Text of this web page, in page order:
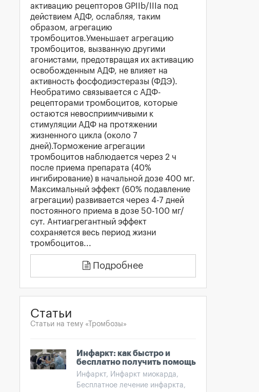
активацию рецепторов GPIIb/IIIa под
действием АДФ, ослабляя, таким
образом, агрегацию
тромбоцитов.Уменьшает агрегацию
тромбоцитов, вызванную другими
агонистами, предотвращая их активацию
освобожденным АДФ, не влияет на
активность фосфодиэстеразы (ФДЭ).
Необратимо связывается с АДФ-
рецепторами тромбоцитов, которые
остаются невосприимчивыми к
стимуляции АДФ на протяжении
жизненного цикла (около 7
дней).Торможение агрегации
тромбоцитов наблюдается через 2 ч
после приема препарата (40%
ингибирование) в начальной дозе 400 мг.
Максимальный эффект (60% подавление
агрегации) развивается через 4-7 дней
постоянного приема в дозе 50-100 мг/
сут. Антиагрегантный эффект
сохраняется весь период жизни
тромбоцитов...
Подробнее
Статьи
Статьи на тему «Тромбозы»
Инфаркт: как быстро и
бесплатно получить помощь
Инфаркт, Инфаркт миокарда,
Бесплатное лечение инфаркта,